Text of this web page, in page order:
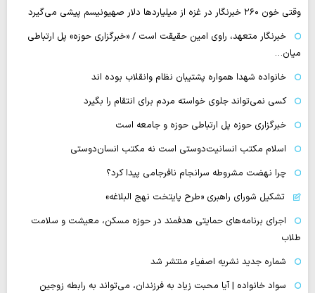
وقتی خون ۲۶۰ خبرنگار در غزه از میلیاردها دلار صهیونیسم پیشی می‌گیرد
خبرنگار متعهد، راوی امین حقیقت است / «خبرگزاری حوزه» پل ارتباطی
میان…
خانواده شهدا همواره پشتیبان نظام وانقلاب بوده اند
کسی نمی‌تواند جلوی خواسته مردم برای انتقام را بگیرد
خبرگزاری حوزه پل ارتباطی حوزه و جامعه است
اسلام مکتب انسانیت‌دوستی است نه مکتب انسان‌دوستی
چرا نهضت مشروطه سرانجام نافرجامی پیدا کرد؟
تشکیل شورای راهبری «طرح پایتخت نهج البلاغه»
اجرای برنامه‌های حمایتی هدفمند در حوزه مسکن، معیشت و سلامت
طلاب
شماره جدید نشریه اصفیاء منتشر شد
سواد خانواده | آیا محبت زیاد به فرزندان، می‌تواند به رابطه زوجین